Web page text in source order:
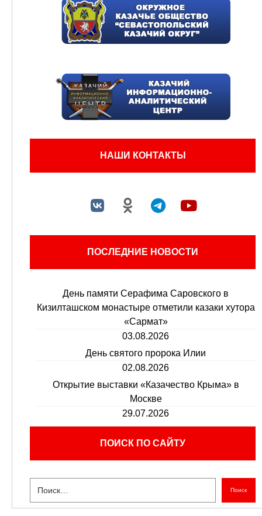
НАШИ КОНТАКТЫ
ПОСЛЕДНИЕ НОВОСТИ
День памяти Серафима Саровского в
Кизилташском монастыре отметили казаки хутора
«Сармат»
03.08.2026
День святого пророка Илии
02.08.2026
Открытие выставки «Казачество Крыма» в
Москве
29.07.2026
ПОИСК ПО САЙТУ
Поиск